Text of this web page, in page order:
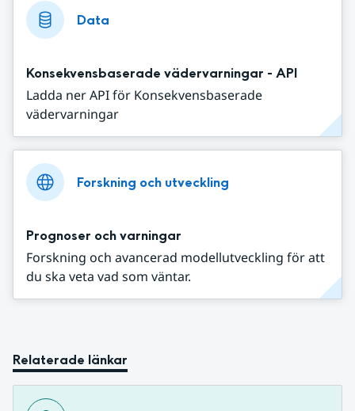
Data
Konsekvensbaserade vädervarningar - API
Ladda ner API för Konsekvensbaserade
vädervarningar
Forskning och utveckling
Prognoser och varningar
Forskning och avancerad modellutveckling för att
du ska veta vad som väntar.
Relaterade länkar